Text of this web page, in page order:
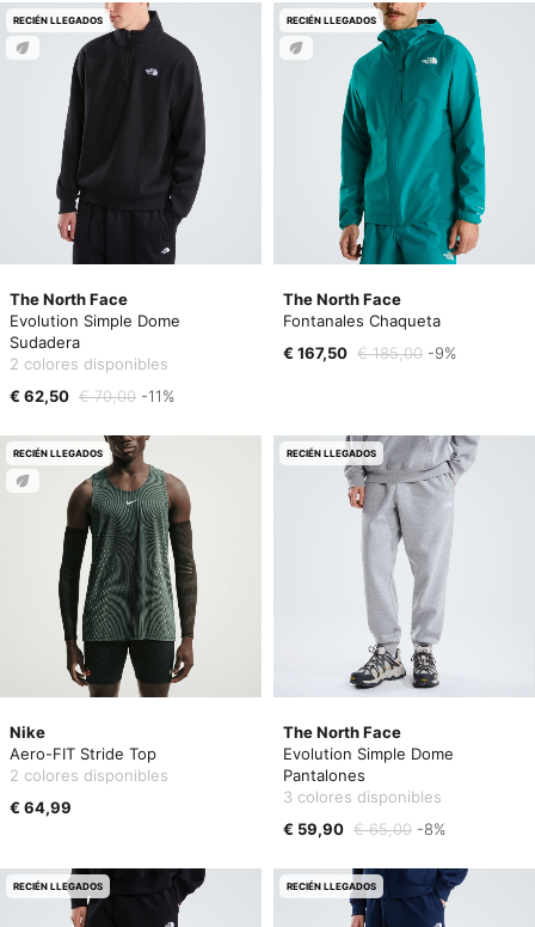
The North Face
Evolution Simple Dome
Sudadera
2 colores disponibles
€ 62,50 € 70,00 -11%
RECIÉN LLEGADOS
The North Face
Fontanales Chaqueta
€ 167,50 € 185,00 -9%
RECIÉN LLEGADOS
Nike
Aero-FIT Stride Top
2 colores disponibles
€ 64,99
RECIÉN LLEGADOS
The North Face
Evolution Simple Dome
Pantalones
3 colores disponibles
€ 59,90 € 65,00 -8%
RECIÉN LLEGADOS
RECIÉN LLEGADOS RECIÉN LLEGADOS